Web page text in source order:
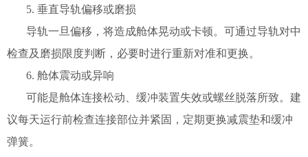
5. 垂直导轨偏移或磨损
导轨一旦偏移，将造成舱体晃动或卡顿。可通过导轨对中
检查及磨损限度判断，必要时进行重新对准和更换。
6. 舱体震动或异响
可能是舱体连接松动、缓冲装置失效或螺丝脱落所致。建
议每天运行前检查连接部位并紧固，定期更换减震垫和缓冲
弹簧。